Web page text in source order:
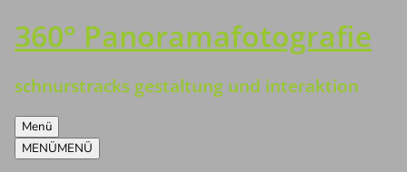
Zum
Inhalt
360° Panoramafotografie
schnurstracks gestaltung und interaktion
Menü
MENÜMENÜ